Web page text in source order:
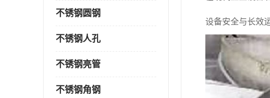
不锈钢圆钢
不锈钢人孔
不锈钢亮管
不锈钢角钢
设备安全与长效